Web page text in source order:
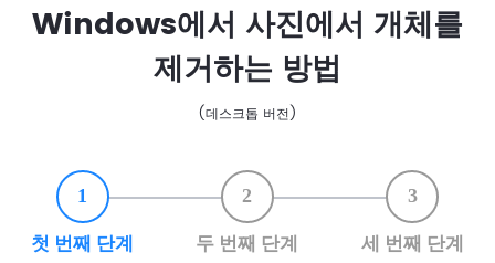
Windows에서 사진에서 개체를
제거하는 방법
(데스크톱 버전)
1
첫 번째 단계
2
두 번째 단계
3
세 번째 단계